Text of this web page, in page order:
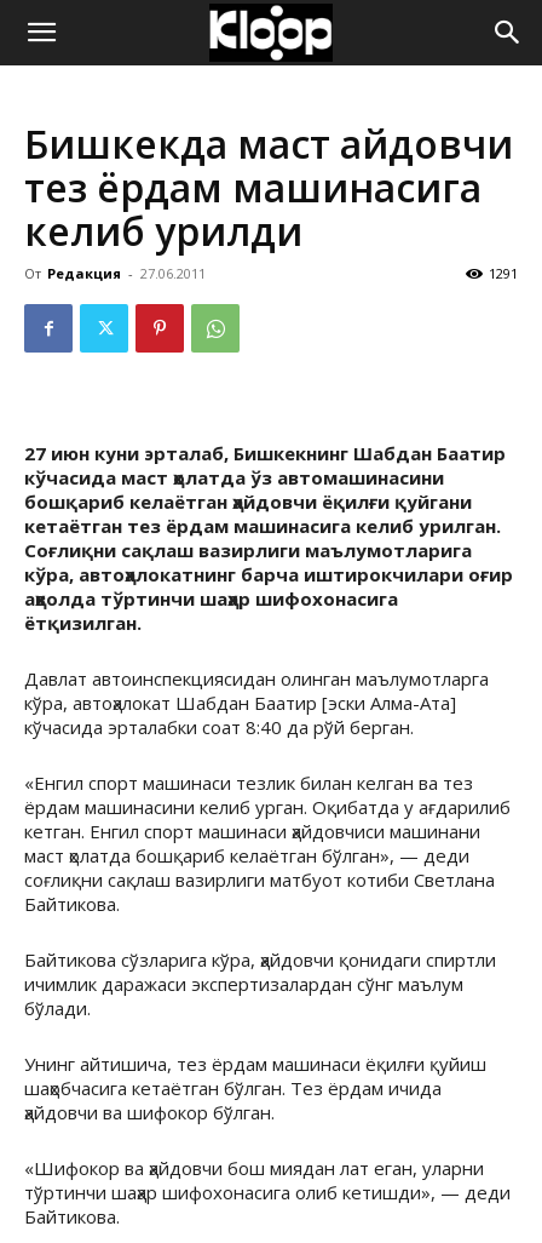
ҚИРҒИЗИСТОН
ЯНГИЛИКЛАРИ
Бишкекда маст ҳайдовчи
тез ёрдам машинасига
келиб урилди
От Редакция - 27.06.2011 1291
27 июн куни эрталаб, Бишкекнинг Шабдан Баатир
кўчасида маст ҳолатда ўз автомашинасини
бошқариб келаётган ҳайдовчи ёқилғи қуйгани
кетаётган тез ёрдам машинасига келиб урилган.
Соғлиқни сақлаш вазирлиги маълумотларига
кўра, автоҳалокатнинг барча иштирокчилари оғир
аҳволда тўртинчи шаҳар шифохонасига
ётқизилган.
Давлат автоинспекциясидан олинган маълумотларга
кўра, автоҳалокат Шабдан Баатир [эски Алма-Ата]
кўчасида эрталабки соат 8:40 да рўй берган.
«Енгил спорт машинаси тезлик билан келган ва тез
ёрдам машинасини келиб урган. Оқибатда у ағдарилиб
кетган. Енгил спорт машинаси ҳайдовчиси машинани
маст ҳолатда бошқариб келаётган бўлган», — деди
соғлиқни сақлаш вазирлиги матбуот котиби Светлана
Байтикова.
Байтикова сўзларига кўра, ҳайдовчи қонидаги спиртли
ичимлик даражаси экспертизалардан сўнг маълум
бўлади.
Унинг айтишича, тез ёрдам машинаси ёқилғи қуйиш
шаҳобчасига кетаётган бўлган. Тез ёрдам ичида
ҳайдовчи ва шифокор бўлган.
«Шифокор ва ҳайдовчи бош миядан лат еган, уларни
тўртинчи шаҳар шифохонасига олиб кетишди», — деди
Байтикова.